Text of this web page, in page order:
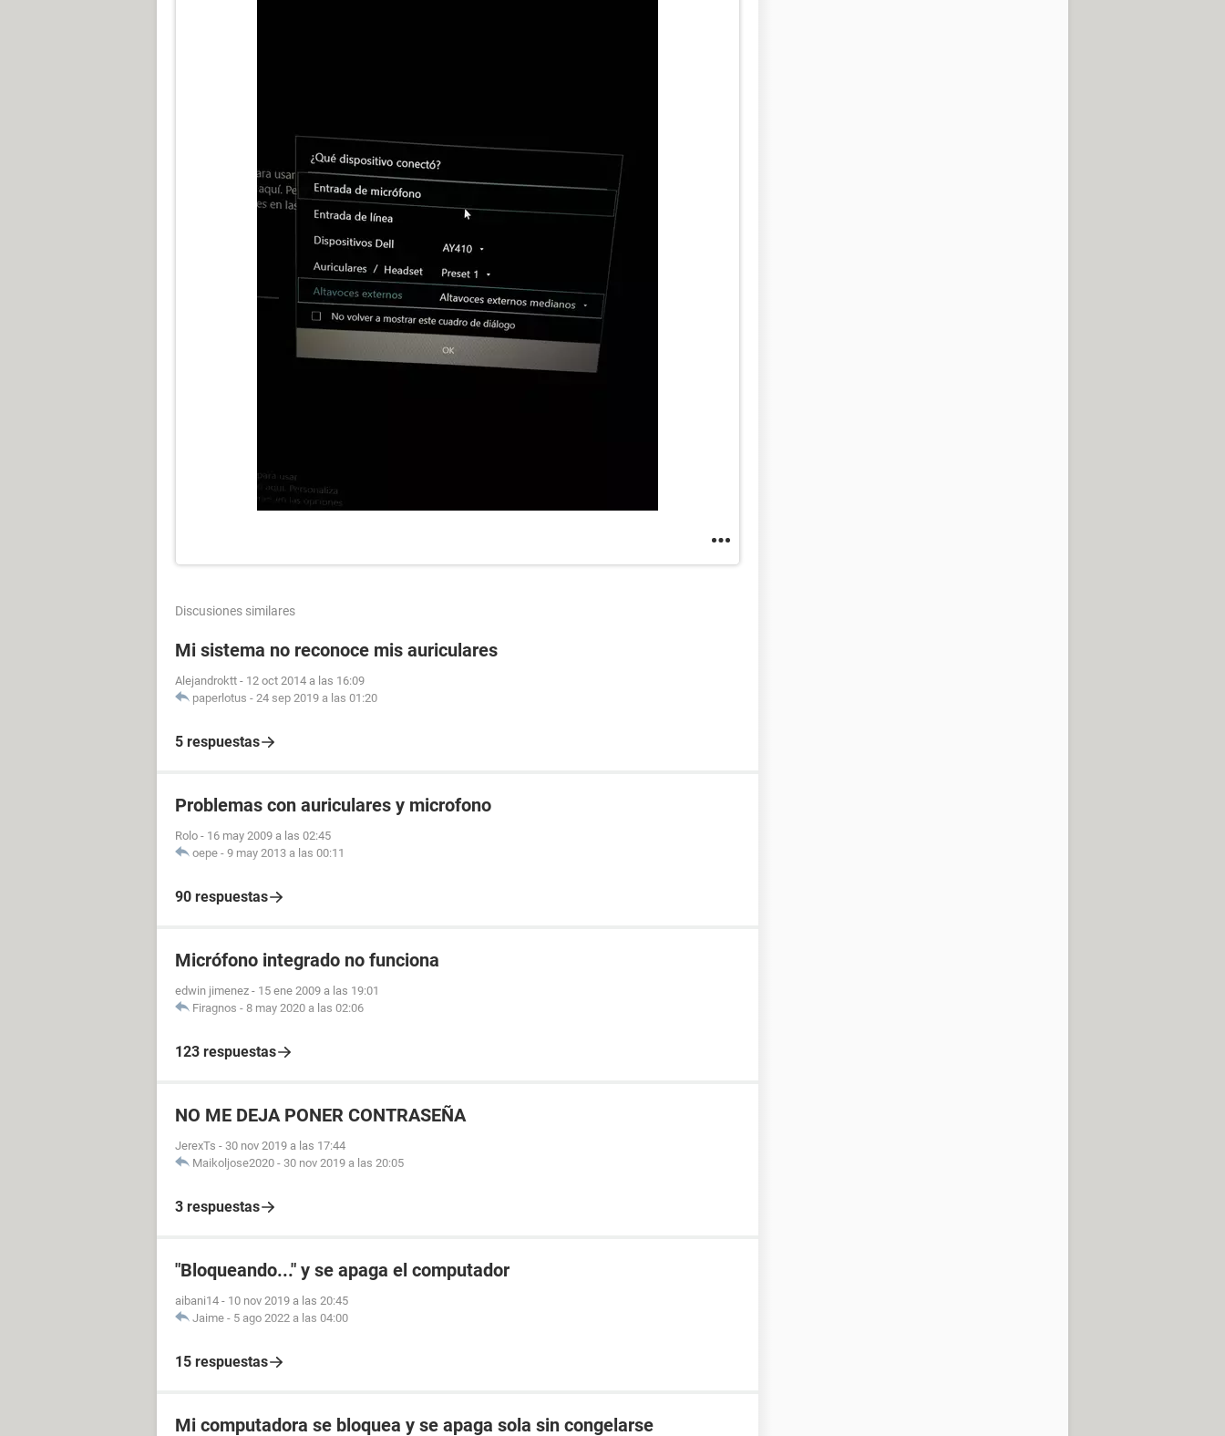
Discusiones similares
Mi sistema no reconoce mis auriculares
Alejandroktt - 12 oct 2014 a las 16:09
paperlotus - 24 sep 2019 a las 01:20
5 respuestas
Problemas con auriculares y microfono
Rolo - 16 may 2009 a las 02:45
oepe - 9 may 2013 a las 00:11
90 respuestas
Micrófono integrado no funciona
edwin jimenez - 15 ene 2009 a las 19:01
Firagnos - 8 may 2020 a las 02:06
123 respuestas
NO ME DEJA PONER CONTRASEÑA
JerexTs - 30 nov 2019 a las 17:44
Maikoljose2020 - 30 nov 2019 a las 20:05
3 respuestas
"Bloqueando..." y se apaga el computador
aibani14 - 10 nov 2019 a las 20:45
Jaime - 5 ago 2022 a las 04:00
15 respuestas
Mi computadora se bloquea y se apaga sola sin congelarse